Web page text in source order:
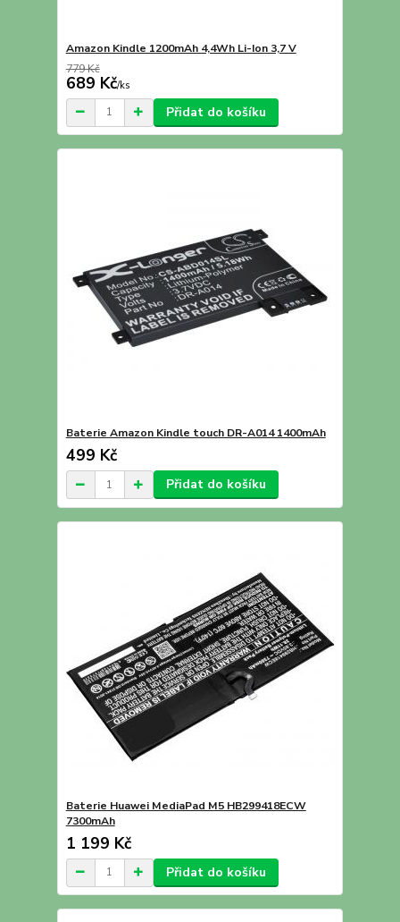
Amazon Kindle 1200mAh 4,4Wh Li-Ion 3,7 V
779 Kč
689 Kč/ks
Přidat do košíku
Baterie Amazon Kindle touch DR-A014 1400mAh
499 Kč
Přidat do košíku
Baterie Huawei MediaPad M5 HB299418ECW
7300mAh
1 199 Kč
Přidat do košíku